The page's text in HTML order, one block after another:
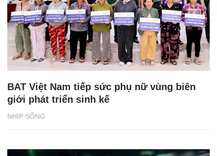
NHỊP SỐNG
BAT Việt Nam tiếp sức phụ nữ vùng biên
giới phát triển sinh kế